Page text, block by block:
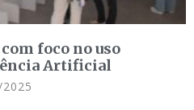
foco no uso
Artificial